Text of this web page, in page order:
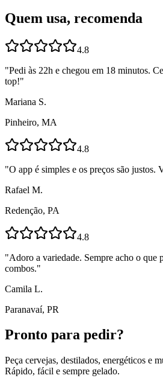
Quem usa, recomenda
4.8
"Pedi às 22h e chegou em 18 minutos.
top!"
Mariana S.
Pinheiro, MA
4.8
"O app é simples e os preços são justos.
Rafael M.
Redenção, PA
4.8
"Adoro a variedade. Sempre acho o que
combos."
Camila L.
Paranavaí, PR
Pronto para pedir?
Peça cervejas, destilados, energéticos e
Rápido, fácil e sempre gelado.